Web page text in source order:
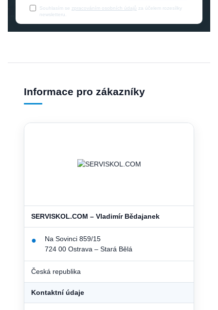
Souhlasím se zpracováním osobních údajů za účelem rozesílky
newsletteru.
Informace pro zákazníky
SERVISKOL.COM – Vladimír Bědajanek
●
Na Sovinci 859/15
724 00 Ostrava – Stará Bělá
Česká republika
Kontaktní údaje